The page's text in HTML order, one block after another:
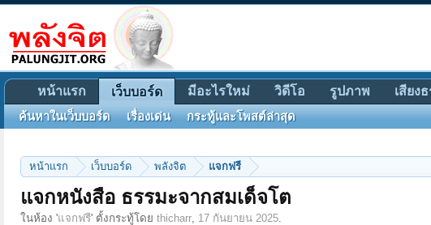
หน้าแรก เว็บบอร์ด พลังจิต แจกฟรี
แจกหนังสือ ธรรมะจากสมเด็จโต
ในห้อง 'แจกฟรี' ตั้งกระทู้โดย thicharr, 17 กันยายน 2025.
หน้าแรก เว็บบอร์ด
ค้นหาในเว็บบอร์ด เรื่องเด่น กระทู้และโพสต์ล่าสุด
มีอะไรใหม่ วิดีโอ รูปภาพ เสียง